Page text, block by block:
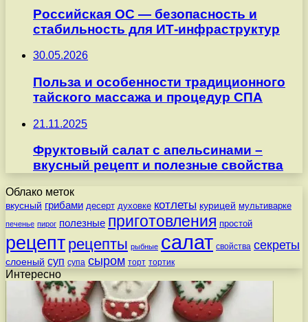
Российская ОС — безопасность и
стабильность для ИТ-инфраструктур
30.05.2026
Польза и особенности традиционного
тайского массажа и процедур СПА
21.11.2025
Фруктовый салат с апельсинами –
вкусный рецепт и полезные свойства
Облако меток
вкусный грибами десерт духовке котлеты курицей мультиварке
печенье пирог полезные приготовления простой
рецепт рецепты рыбные салат свойства секреты
слоеный суп супа сыром торт тортик
Интересно